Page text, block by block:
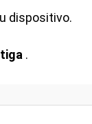
dispositivo.
.